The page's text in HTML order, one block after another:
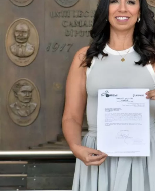
robustecer el desarrollo económico, la
turística y la equidad social. Sin
coyuntura actual exige priorizar la
para asegurar la continuidad del
región sureste del país.
Con esta determinación, el senador abre
decisiva en su trayectoria pública,
estrategia de cercanía ciudadana. Su
Roo busca garantizar la cohesión de las
izquierda de cara a los próximos retos
institucional se procesará conforme a
establecidos, manteniendo la
representación parlamentaria del estado.
Fuente: 5to Poder Agencia de Noticias